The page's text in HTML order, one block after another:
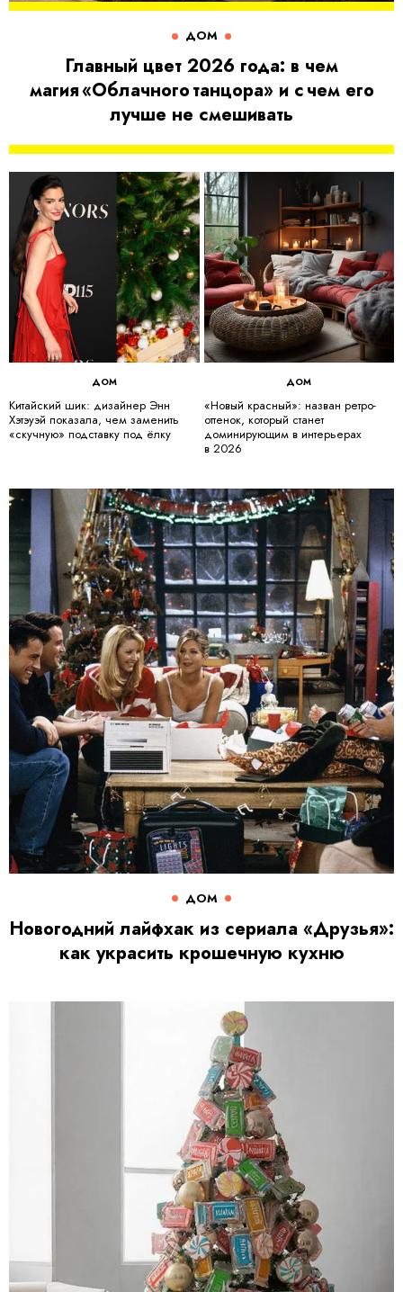
ДОМ
Главный цвет 2026 года: в чем
магия «Облачного танцора» и с чем его
лучше не смешивать
ДОМ
Китайский шик: дизайнер Энн
Хэтэуэй показала, чем заменить
«скучную» подставку под ёлку
ДОМ
«Новый красный»: назван ретро-
оттенок, который станет
доминирующим в интерьерах
в 2026
ДОМ
Новогодний лайфхак из сериала «Друзья»:
как украсить крошечную кухню